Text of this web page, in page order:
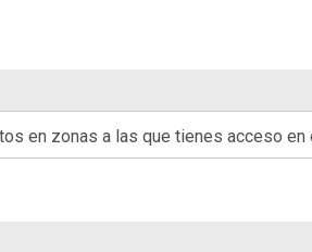
en zonas a las que tienes acceso en